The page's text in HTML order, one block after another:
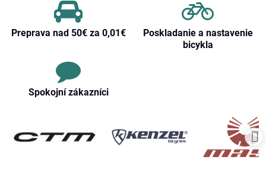
Preprava nad 50€ za 0,01€
Poskladanie a nastavenie
bicykla
Spokojní zákazníci